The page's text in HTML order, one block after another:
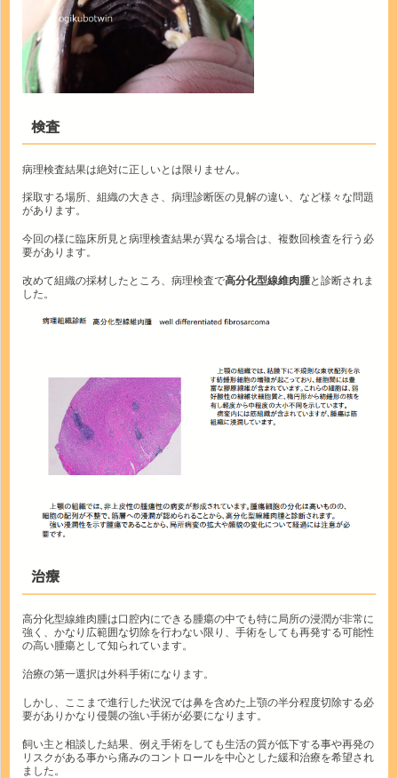
検査
病理検査結果は絶対に正しいとは限りません。
採取する場所、組織の大きさ、病理診断医の見解の違い、など様々な問題
があります。
今回の様に臨床所見と病理検査結果が異なる場合は、複数回検査を行う必
要があります。
改めて組織の採材したところ、病理検査で高分化型線維肉腫と診断されま
した。
治療
高分化型線維肉腫は口腔内にできる腫瘍の中でも特に局所の浸潤が非常に
強く、かなり広範囲な切除を行わない限り、手術をしても再発する可能性
の高い腫瘍として知られています。
治療の第一選択は外科手術になります。
しかし、ここまで進行した状況では鼻を含めた上顎の半分程度切除する必
要がありかなり侵襲の強い手術が必要になります。
飼い主と相談した結果、例え手術をしても生活の質が低下する事や再発の
リスクがある事から痛みのコントロールを中心とした緩和治療を希望され
ました。